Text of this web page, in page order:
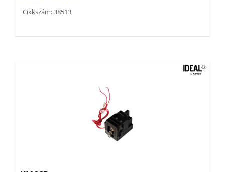
Cikkszám: 38513